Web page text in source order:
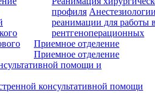
профиля
реанимации для работы
рентгеноперационных
Приемное отделение
Приемное отделение
помощи и
консультативной помощи